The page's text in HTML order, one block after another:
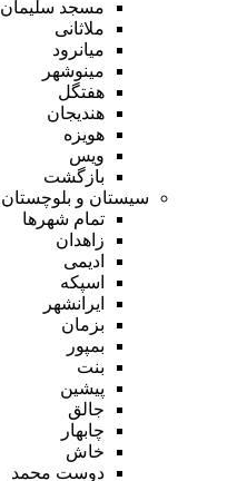
مسجد سلیمان
ملاثانی
میانرود
مینوشهر
هفتگل
هندیجان
هویزه
ویس
بازگشت
سیستان و بلوچستان
تمام شهر‌ها
زاهدان
ادیمی
اسپکه
ایرانشهر
بزمان
بمپور
بنت
پیشین
جالق
چابهار
خاش
دوست محمد